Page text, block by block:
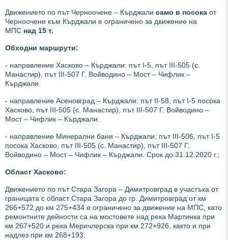
Движението по път Черноочене – Кърджали само в посока от
Черноочене към Кърджали е ограничено за движение на
МПС над 15 т.
Обходни маршрути:
- направление Хасково – Кърджали: път І-5, път ІІІ-505 (с.
Манастир), път ІІІ-507 Г. Войводино – Мост – Чифлик –
Кърджали.
- направление Асеновград – Кърджали: път ІІ-58, път І-5 посока
Хасково, път ІІІ-505 (с. Манастир), път ІІІ-507 Г. Войводино –
Мост – Чифлик – Кърджали.
- направление Минерални бани – Кърджали: път ІІІ-506, път І-5
посока Хасково, път ІІІ-505 (с. Манастир), път ІІІ-507 Г.
Войводино – Мост – Чифлик – Кърджали. Срок до 31.12.2020 г.;
Област Хасково:
Движението по път Стара Загора – Димитровград в участъка от
границата с област Стара Загора до гр. Димитровград от км
266+572 до км 275+434 е ограничено за движение на МПС, като
ремонтните дейности са на мостовете над река Мартинка при
км 267+520 и река Меричлерска при км 272+926, както и при
надлез при км 268+193.